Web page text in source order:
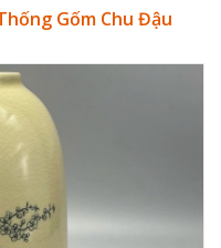
Gốm Chu Đậu